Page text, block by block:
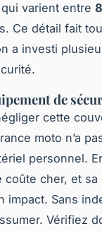
varient entre
Ce détail fait
a investi
de
cette
moto n’a
personnel.
coûte cher, et sa
impact. Sans
Vérifiez